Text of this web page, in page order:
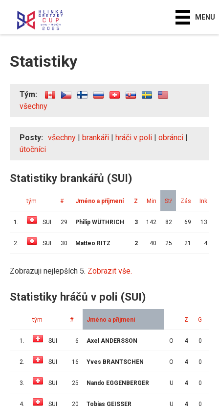
MENU
Statistiky
Tým:
všechny
Posty: všechny | brankáři | hráči v poli | obránci |
útočníci
Statistiky brankářů (SUI)
tým # Jméno a příjmení Z Min Stř Zás Ink
1. SUI 29 Philip WÜTHRICH 3 142 82 69 13
2. SUI 30 Matteo RITZ 2 40 25 21 4
Zobrazuji nejlepších 5. Zobrazit vše.
Statistiky hráčů v poli (SUI)
tým # Jméno a příjmení Z G
1. SUI 6 Axel ANDERSSON O 4 0
2. SUI 16 Yves BRANTSCHEN O 4 0
3. SUI 25 Nando EGGENBERGER U 4 0
4. SUI 20 Tobias GEISSER U 4 0